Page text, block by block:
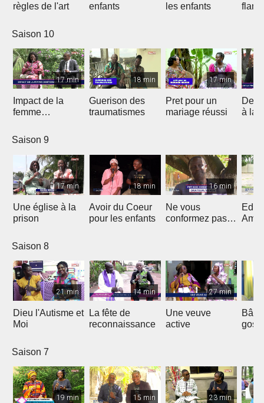
règles de l'art
enfants
les enfants
Saison 10
17 min
Impact de la
femme
sa Nation
18 min
Guerison des
traumatismes
17 min
Pret pour un
mariage réussi
De
à la
Saison 9
17 min
Une église à la
prison
18 min
Avoir du Coeur
pour les enfants
16 min
Ne vous
conformez pas
Saison 8
21 min
Dieu l'Autisme et
Moi
14 min
La fête de
reconnaissance
27 min
Une veuve
active
Bâtir
Saison 7
19 min 15 min 23 min